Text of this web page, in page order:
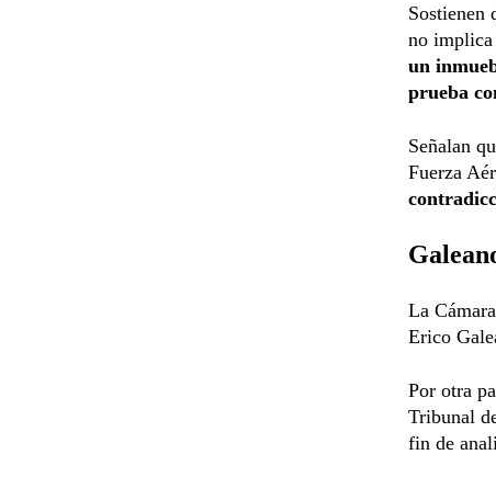
Sostienen
no implica
un
prueba
Señalan
Fuerza
La
Erico
Por otra
Tribunal
fin de